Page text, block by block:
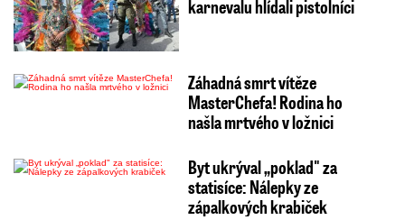
karnevalu hlídali pistolníci
Záhadná smrt vítěze
MasterChefa! Rodina ho
našla mrtvého v ložnici
Byt ukrýval „poklad" za
statisíce: Nálepky ze
zápalkových krabiček